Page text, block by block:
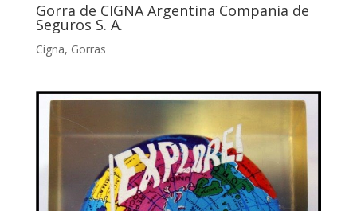
Gorra de CIGNA Argentina Compania de
Seguros S. A.
Cigna, Gorras